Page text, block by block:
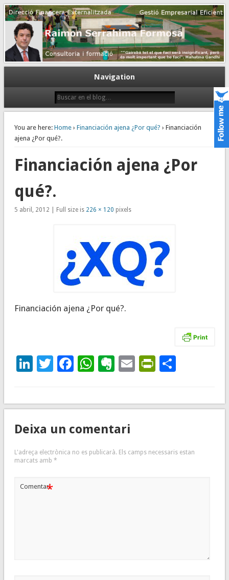
Dirección financiera de la PyME
Gestión empresarial eficiente. Dirección financiera externalizada.
Navigation
You are here: Home› Financiación ajena ¿Por qué? › Financiación
ajena ¿Por qué?.
Financiación ajena ¿Por
qué?.
5 abril, 2012 | Full size is 226 × 120 pixels
Financiación ajena ¿Por qué?.
LinkedIn
Twitter
Facebook
WhatsApp
Evernote
Email
Deixa un comentari
L'adreça electrònica no es publicarà. Els camps necessaris estan
marcats amb *
Comentari*